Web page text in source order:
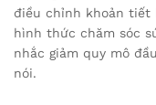
điều chỉnh khoản tiết
hình thức chăm sóc
nhắc giảm quy mô
nói.